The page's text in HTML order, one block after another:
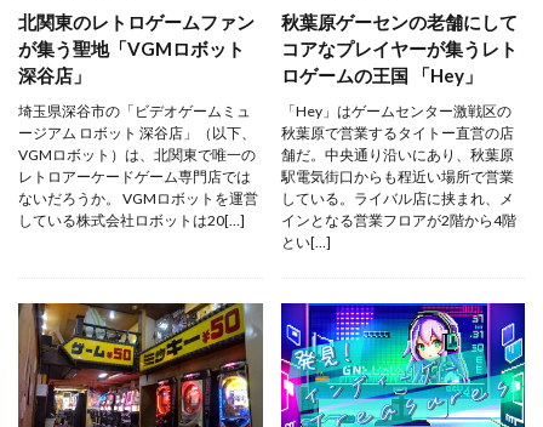
北関東のレトロゲームファン
が集う聖地「VGMロボット
深谷店」
埼玉県深谷市の「ビデオゲームミュ
ージアム ロボット 深谷店」（以下、
VGMロボット）は、北関東で唯一の
レトロアーケードゲーム専門店では
ないだろうか。 VGMロボットを運営
している株式会社ロボットは20[…]
秋葉原ゲーセンの老舗にして
コアなプレイヤーが集うレト
ロゲームの王国 「Hey」
「Hey」はゲームセンター激戦区の
秋葉原で営業するタイトー直営の店
舗だ。中央通り沿いにあり、秋葉原
駅電気街口からも程近い場所で営業
している。ライバル店に挟まれ、メ
インとなる営業フロアが2階から4階
とい[…]